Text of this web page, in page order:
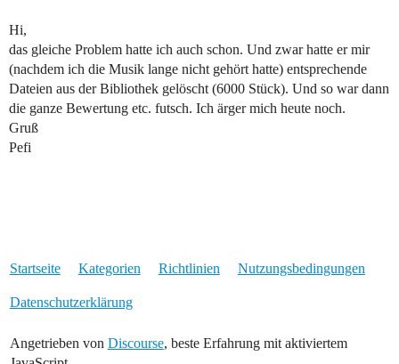
Hi,
das gleiche Problem hatte ich auch schon. Und zwar hatte er mir
(nachdem ich die Musik lange nicht gehört hatte) entsprechende
Dateien aus der Bibliothek gelöscht (6000 Stück). Und so war dann
die ganze Bewertung etc. futsch. Ich ärger mich heute noch.
Gruß
Pefi
Startseite Kategorien Richtlinien Nutzungsbedingungen
Datenschutzerklärung
Angetrieben von Discourse, beste Erfahrung mit aktiviertem